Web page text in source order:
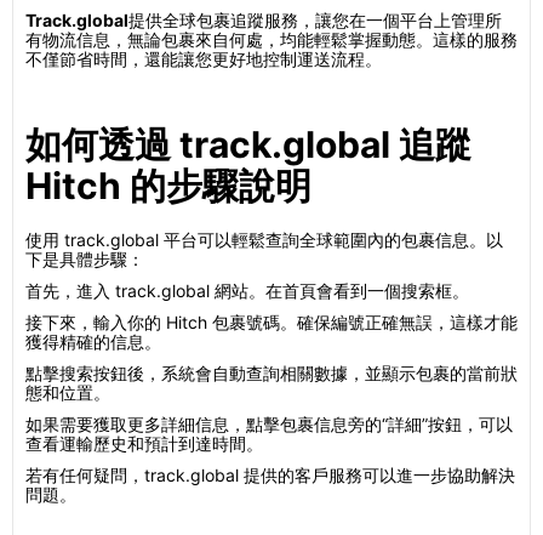
Track.global提供全球包裹追蹤服務，讓您在一個平台上管理所
有物流信息，無論包裹來自何處，均能輕鬆掌握動態。這樣的服務
不僅節省時間，還能讓您更好地控制運送流程。
如何透過 track.global 追蹤
Hitch 的步驟說明
使用 track.global 平台可以輕鬆查詢全球範圍內的包裹信息。以
下是具體步驟：
首先，進入 track.global 網站。在首頁會看到一個搜索框。
接下來，輸入你的 Hitch 包裹號碼。確保編號正確無誤，這樣才能
獲得精確的信息。
點擊搜索按鈕後，系統會自動查詢相關數據，並顯示包裹的當前狀
態和位置。
如果需要獲取更多詳細信息，點擊包裹信息旁的“詳細”按鈕，可以
查看運輸歷史和預計到達時間。
若有任何疑問，track.global 提供的客戶服務可以進一步協助解決
問題。